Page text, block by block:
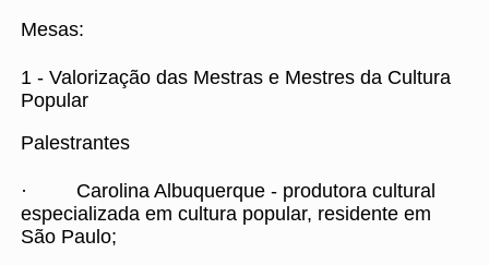
Mesas:
1 - Valorização das Mestras e Mestres da Cultura
Popular
Palestrantes
· Carolina Albuquerque - produtora cultural
especializada em cultura popular, residente em
São Paulo;